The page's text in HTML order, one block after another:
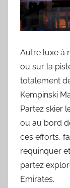
Autre luxe à
ou sur la
totalement
Kempinski
Partez skier
ou au bord
ces efforts,
requinquer
partez
Emirates.